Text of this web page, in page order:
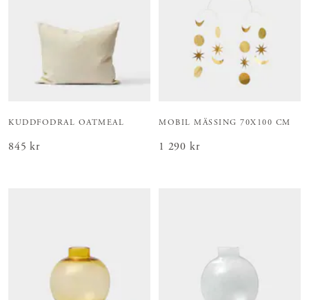
KUDDFODRAL OATMEAL
Pris :845 kr
845 kr
MOBIL MÄSSING 70X100 CM
Pris:1 290 kr
1 290 kr